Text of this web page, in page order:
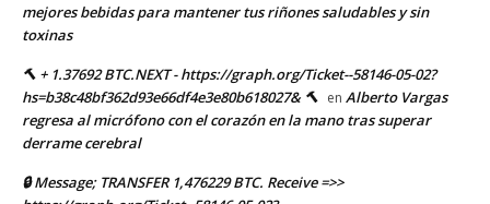
mejores bebidas para mantener tus riñones saludables y sin
toxinas
🔨 + 1.37692 BTC.NEXT - https://graph.org/Ticket--58146-05-02?
hs=b38c48bf362d93e66df4e3e80b618027& 🔨 en Alberto Vargas
regresa al micrófono con el corazón en la mano tras superar
derrame cerebral
🔒 Message; TRANSFER 1,476229 BTC. Receive =>>